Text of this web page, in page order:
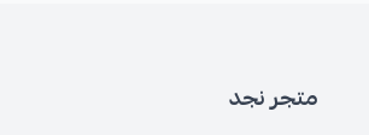
متجر نجد